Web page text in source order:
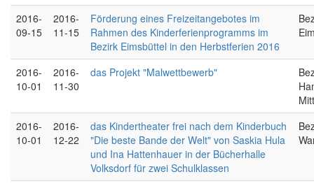
2016-
09-15
2016-
11-15
Förderung eines Freizeitangebotes im
Rahmen des Kinderferienprogramms im
Bezirk Eimsbüttel in den Herbstferien 2016
2016-
10-01
2016-
11-30
das Projekt "Malwettbewerb"
2016-
10-01
2016-
12-22
das Kindertheater frei nach dem Kinderbuch
"Die beste Bande der Welt" von Saskia Hula
und Ina Hattenhauer in der Bücherhalle
Volksdorf für zwei Schulklassen